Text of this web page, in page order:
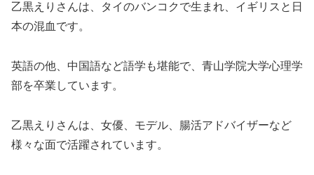
乙黒えりさんは、タイのバンコクで生まれ、イギリスと日
本の混血です。
英語の他、中国語など語学も堪能で、青山学院大学心理学
部を卒業しています。
乙黒えりさんは、女優、モデル、腸活アドバイザーなど
様々な面で活躍されています。